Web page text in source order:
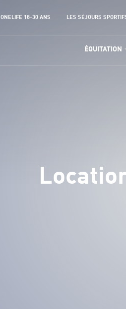
ONELIFE 18-30 ANS LES SÉJOURS
ÉQUITATION